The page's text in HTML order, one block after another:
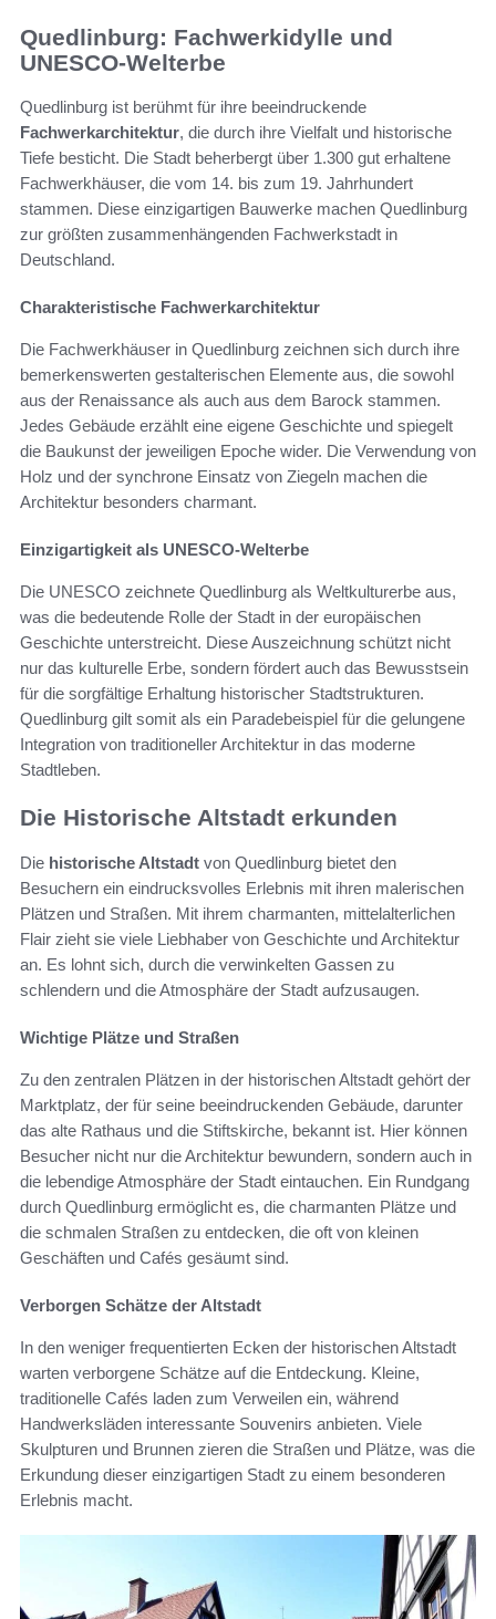
Quedlinburg: Fachwerkidylle und
UNESCO-Welterbe
Quedlinburg ist berühmt für ihre beeindruckende
Fachwerkarchitektur, die durch ihre Vielfalt und historische
Tiefe besticht. Die Stadt beherbergt über 1.300 gut erhaltene
Fachwerkhäuser, die vom 14. bis zum 19. Jahrhundert
stammen. Diese einzigartigen Bauwerke machen Quedlinburg
zur größten zusammenhängenden Fachwerkstadt in
Deutschland.
Charakteristische Fachwerkarchitektur
Die Fachwerkhäuser in Quedlinburg zeichnen sich durch ihre
bemerkenswerten gestalterischen Elemente aus, die sowohl
aus der Renaissance als auch aus dem Barock stammen.
Jedes Gebäude erzählt eine eigene Geschichte und spiegelt
die Baukunst der jeweiligen Epoche wider. Die Verwendung von
Holz und der synchrone Einsatz von Ziegeln machen die
Architektur besonders charmant.
Einzigartigkeit als UNESCO-Welterbe
Die UNESCO zeichnete Quedlinburg als Weltkulturerbe aus,
was die bedeutende Rolle der Stadt in der europäischen
Geschichte unterstreicht. Diese Auszeichnung schützt nicht
nur das kulturelle Erbe, sondern fördert auch das Bewusstsein
für die sorgfältige Erhaltung historischer Stadtstrukturen.
Quedlinburg gilt somit als ein Paradebeispiel für die gelungene
Integration von traditioneller Architektur in das moderne
Stadtleben.
Die Historische Altstadt erkunden
Die historische Altstadt von Quedlinburg bietet den
Besuchern ein eindrucksvolles Erlebnis mit ihren malerischen
Plätzen und Straßen. Mit ihrem charmanten, mittelalterlichen
Flair zieht sie viele Liebhaber von Geschichte und Architektur
an. Es lohnt sich, durch die verwinkelten Gassen zu
schlendern und die Atmosphäre der Stadt aufzusaugen.
Wichtige Plätze und Straßen
Zu den zentralen Plätzen in der historischen Altstadt gehört der
Marktplatz, der für seine beeindruckenden Gebäude, darunter
das alte Rathaus und die Stiftskirche, bekannt ist. Hier können
Besucher nicht nur die Architektur bewundern, sondern auch in
die lebendige Atmosphäre der Stadt eintauchen. Ein Rundgang
durch Quedlinburg ermöglicht es, die charmanten Plätze und
die schmalen Straßen zu entdecken, die oft von kleinen
Geschäften und Cafés gesäumt sind.
Verborgen Schätze der Altstadt
In den weniger frequentierten Ecken der historischen Altstadt
warten verborgene Schätze auf die Entdeckung. Kleine,
traditionelle Cafés laden zum Verweilen ein, während
Handwerksläden interessante Souvenirs anbieten. Viele
Skulpturen und Brunnen zieren die Straßen und Plätze, was die
Erkundung dieser einzigartigen Stadt zu einem besonderen
Erlebnis macht.